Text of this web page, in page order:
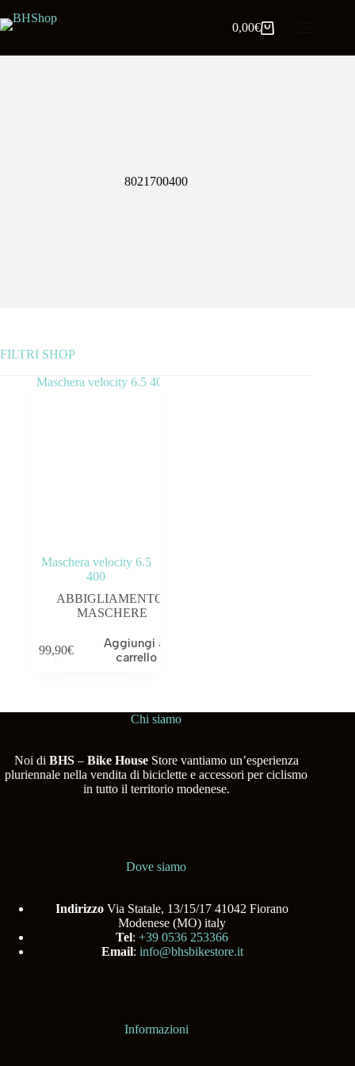
0,00€
8021700400
FILTRI SHOP
Tag prodotto
Maschera velocity 6.5
400
ABBIGLIAMENTO
MASCHERE
99,90€
Aggiungi al
carrello
Chi siamo
Noi di BHS– Bike HouseStore vantiamo un’esperienza
pluriennale nella vendita di biciclette e accessori per ciclismo
in tutto il territorio modenese.
Dove siamo
Indirizzo Via Statale, 13/15/17 41042 Fiorano
Modenese (MO) italy
Tel:+39 0536 253366
Email: info@bhsbikestore.it
Informazioni